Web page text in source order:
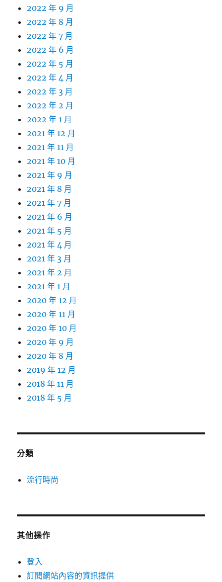
2022 年 9 月
2022 年 8 月
2022 年 7 月
2022 年 6 月
2022 年 5 月
2022 年 4 月
2022 年 3 月
2022 年 2 月
2022 年 1 月
2021 年 12 月
2021 年 11 月
2021 年 10 月
2021 年 9 月
2021 年 8 月
2021 年 7 月
2021 年 6 月
2021 年 5 月
2021 年 4 月
2021 年 3 月
2021 年 2 月
2021 年 1 月
2020 年 12 月
2020 年 11 月
2020 年 10 月
2020 年 9 月
2020 年 8 月
2019 年 12 月
2018 年 11 月
2018 年 5 月
分類
流行時尚
其他操作
登入
訂閱網站內容的資訊提供